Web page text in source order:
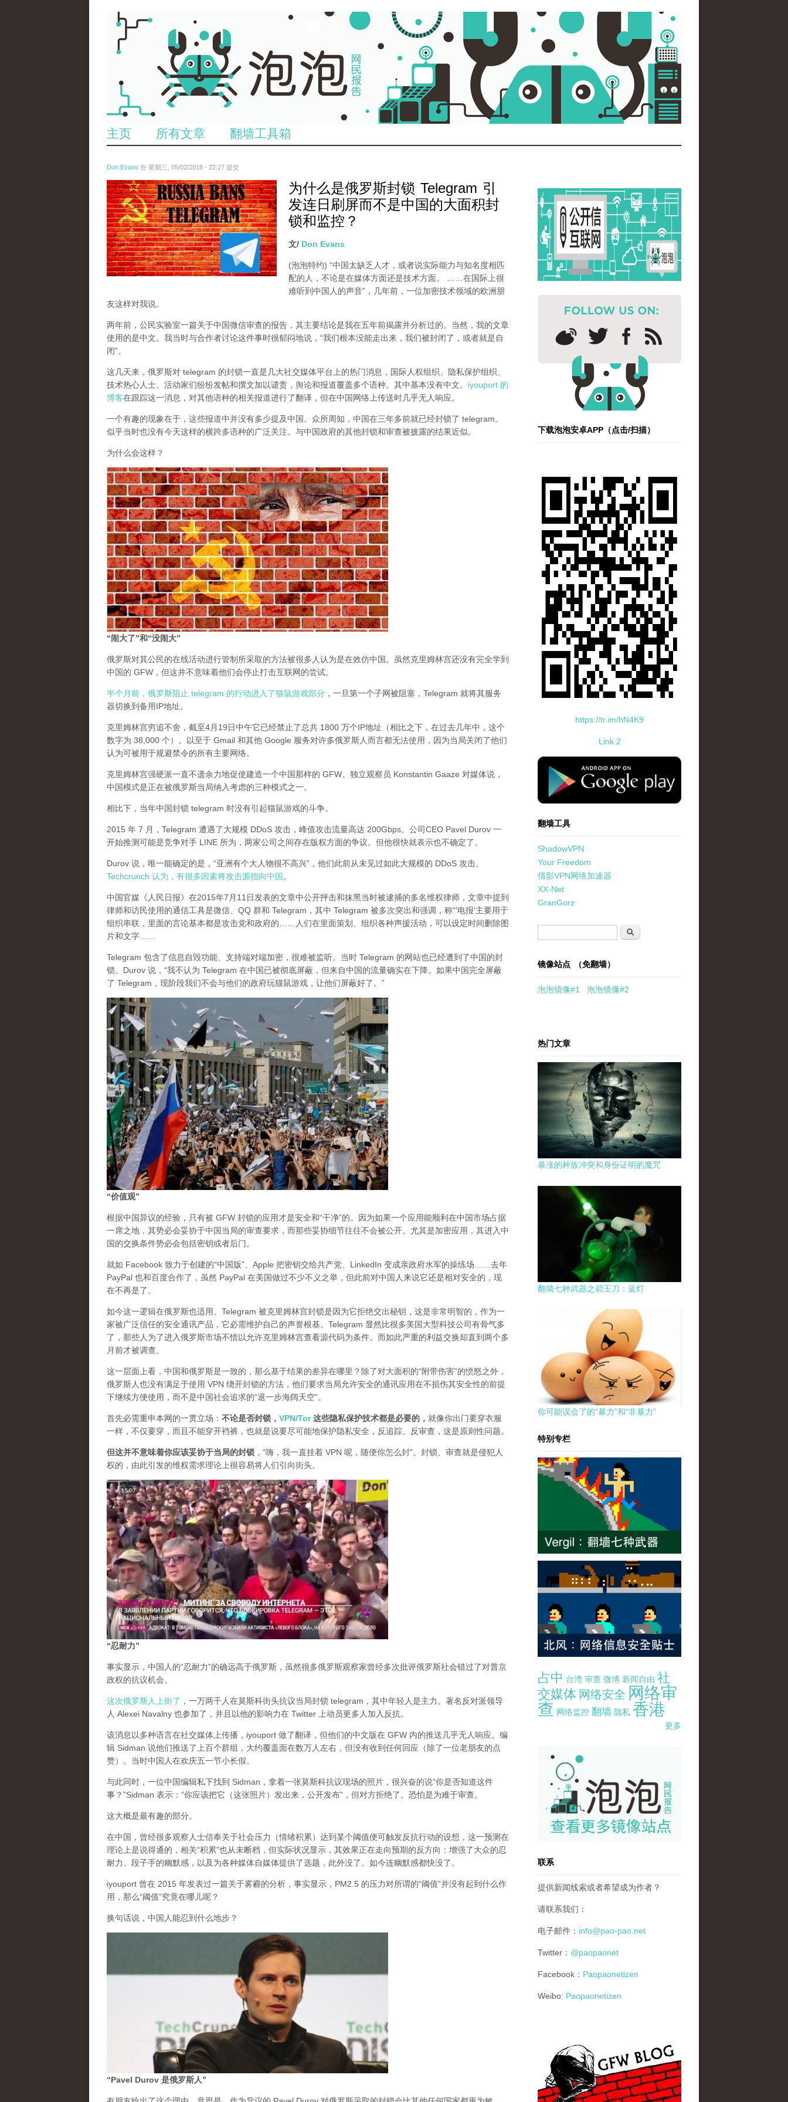
主页 所有文章 翻墙工具箱
Don Evans 在 星期三, 05/02/2018 - 22:27 提交
tou_.jpeg
为什么是俄罗斯封锁 Telegram 引
发连日刷屏而不是中国的大面积封
锁和监控？
文/ Don Evans
(泡泡特约) “中国太缺乏人才，或者说实际能力与知名度相匹
配的人，不论是在媒体方面还是技术方面。 ……在国际上很
难听到中国人的声音”，几年前，一位加密技术领域的欧洲朋
友这样对我说。
两年前，公民实验室一篇关于中国微信审查的报告，其主要结论是我在五年前揭露并分析过的。当然，我的文章
使用的是中文。我当时与合作者讨论这件事时很郁闷地说，“我们根本没能走出来，我们被封闭了，或者就是自
闭”。
这几天来，俄罗斯对 telegram 的封锁一直是几大社交媒体平台上的热门消息，国际人权组织、隐私保护组织、
技术热心人士、活动家们纷纷发帖和撰文加以谴责，舆论和报道覆盖多个语种。其中基本没有中文。 iyouport 的
博客在跟踪这一消息，对其他语种的相关报道进行了翻译，但在中国网络上传送时几乎无人响应。
一个有趣的现象在于，这些报道中并没有多少提及中国。众所周知，中国在三年多前就已经封锁了 telegram。
似乎当时也没有今天这样的横跨多语种的广泛关注。与中国政府的其他封锁和审查被披露的结果近似。
为什么会这样？
“闹大了”和“没闹大”
俄罗斯对其公民的在线活动进行管制所采取的方法被很多人认为是在效仿中国。虽然克里姆林宫还没有完全学到
中国的 GFW，但这并不意味着他们会停止打击互联网的尝试。
半个月前，俄罗斯阻止 telegram 的行动进入了猫鼠游戏部分 ，一旦第一个子网被阻塞，Telegram 就将其服务
器切换到备用IP地址。
克里姆林宫穷追不舍，截至4月19日中午它已经禁止了总共 1800 万个IP地址（相比之下，在过去几年中，这个
数字为 38,000 个）。以至于 Gmail 和其他 Google 服务对许多俄罗斯人而言都无法使用，因为当局关闭了他们
认为可被用于规避禁令的所有主要网络。
克里姆林宫强硬派一直不遗余力地促使建造一个中国那样的 GFW。独立观察员 Konstantin Gaaze 对媒体说，
中国模式是正在被俄罗斯当局纳入考虑的三种模式之一。
相比下，当年中国封锁 telegram 时没有引起猫鼠游戏的斗争。
2015 年 7 月，Telegram 遭遇了大规模 DDoS 攻击，峰值攻击流量高达 200Gbps。公司CEO Pavel Durov 一
开始推测可能是竞争对手 LINE 所为，两家公司之间存在版权方面的争议。但他很快就表示也不确定了。
Durov 说，唯一能确定的是，“亚洲有个大人物很不高兴”，他们此前从未见过如此大规模的 DDoS 攻击。
Techcrunch 认为，有很多因素将攻击源指向中国 。
中国官媒《人民日报》在2015年7月11日发表的文章中公开抨击和抹黑当时被逮捕的多名维权律师，文章中提到
律师和访民使用的通信工具是微信、QQ 群和 Telegram，其中 Telegram 被多次突出和强调，称“‘电报’主要用于
组织串联，里面的言论基本都是攻击党和政府的……人们在里面策划、组织各种声援活动，可以设定时间删除图
片和文字……
Telegram 包含了信息自毁功能、支持端对端加密，很难被监听。当时 Telegram 的网站也已经遭到了中国的封
锁。Durov 说，“我不认为 Telegram 在中国已被彻底屏蔽，但来自中国的流量确实在下降。如果中国完全屏蔽
了 Telegram，现阶段我们不会与他们的政府玩猫鼠游戏，让他们屏蔽好了。”
“价值观”
根据中国异议的经验，只有被 GFW 封锁的应用才是安全和“干净”的。因为如果一个应用能顺利在中国市场占据
一席之地，其势必会妥协于中国当局的审查要求，而那些妥协细节往往不会被公开。尤其是加密应用，其进入中
国的交换条件势必会包括密钥或者后门。
就如 Facebook 致力于创建的“中国版”、Apple 把密钥交给共产党、LinkedIn 变成亲政府水军的操练场……去年
PayPal 也和百度合作了，虽然 PayPal 在美国做过不少不义之举，但此前对中国人来说它还是相对安全的，现
在不再是了。
如今这一逻辑在俄罗斯也适用。Telegram 被克里姆林宫封锁是因为它拒绝交出秘钥，这是非常明智的，作为一
家被广泛信任的安全通讯产品，它必需维护自己的声誉根基。Telegram 显然比很多美国大型科技公司有骨气多
了，那些人为了进入俄罗斯市场不惜以允许克里姆林宫查看源代码为条件。而如此严重的利益交换却直到两个多
月前才被调查。
这一层面上看，中国和俄罗斯是一致的，那么基于结果的差异在哪里？除了对大面积的“附带伤害”的愤怒之外，
俄罗斯人也没有满足于使用 VPN 绕开封锁的方法，他们要求当局允许安全的通讯应用在不损伤其安全性的前提
下继续方便使用，而不是中国社会追求的“退一步海阔天空”。
首先必需重申本网的一贯立场： 不论是否封锁， VPN/Tor这些隐私保护技术都是必要的， 就像你出门要穿衣服
一样，不仅要穿，而且不能穿开裆裤，也就是说要尽可能地保护隐私安全，反追踪、反审查，这是原则性问题。
但这并不意味着你应该妥协于当局的封锁 ，“嗨，我一直挂着 VPN 呢，随便你怎么封”。封锁、审查就是侵犯人
权的，由此引发的维权需求理论上很容易将人们引向街头。
“忍耐力”
事实显示，中国人的“忍耐力”的确远高于俄罗斯，虽然很多俄罗斯观察家曾经多次批评俄罗斯社会错过了对普京
政权的抗议机会。
这次俄罗斯人上街了 ，一万两千人在莫斯科街头抗议当局封锁 telegram，其中年轻人是主力。著名反对派领导
人 Alexei Navalny 也参加了，并且以他的影响力在 Twitter 上动员更多人加入反抗。
该消息以多种语言在社交媒体上传播，iyouport 做了翻译，但他们的中文版在 GFW 内的推送几乎无人响应。编
辑 Sidman 说他们推送了上百个群组，大约覆盖面在数万人左右，但没有收到任何回应（除了一位老朋友的点
赞）。当时中国人在欢庆五一节小长假。
与此同时，一位中国编辑私下找到 Sidman，拿着一张莫斯科抗议现场的照片，很兴奋的说“你是否知道这件
事？”Sidman 表示：“你应该把它（这张照片）发出来，公开发布”，但对方拒绝了。恐怕是为难于审查。
这大概是最有趣的部分。
在中国，曾经很多观察人士信奉关于社会压力（情绪积累）达到某个阈值便可触发反抗行动的设想，这一预测在
理论上是说得通的，相关“积累”也从未断档，但实际状况显示，其效果正在走向预期的反方向：增强了大众的忍
耐力、段子手的幽默感，以及为各种媒体自媒体提供了选题，此外没了。如今连幽默感都快没了。
iyouport 曾在 2015 年发表过一篇关于雾霾的分析，事实显示，PM2.5 的压力对所谓的“阈值”并没有起到什么作
用，那么“阈值”究竟在哪儿呢？
换句话说，中国人能忍到什么地步？
“Pavel Durov 是俄罗斯人”
下载泡泡安卓APP（点击/扫描）
https://tr.im/hN4K9
Link 2
standard-icon-googleplay-app-store.png
翻墙工具
ShadowVPN
Your Freedom
倩影VPN网络加速器
XX-Net
GranGorz
搜索
镜像站点 （免翻墙）
泡泡镜像#1 泡泡镜像#2
热门文章
暴涨的种族冲突和身份证明的魔咒
翻墙七种武器之碧玉刀：蓝灯
你可能误会了的“暴力”和“非暴力”
特别专栏
占中 台湾 审查 微博 新闻自由 社
交媒体 网络安全 网络审
查 网络监控 翻墙 隐私 香港
更多
pao-pao-banner-mirror-site-120814.jpg
联系
提供新闻线索或者希望成为作者？
请联系我们：
电子邮件： info@pao-pao.net
Twitter： @paopaonet
Facebook： Paopaonetizen
Weibo: Paopaonetizen
gfw_blog_small.jpg